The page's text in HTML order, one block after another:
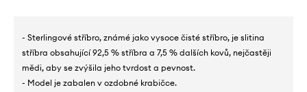
- Sterlingové stříbro, známé jako vysoce čisté stříbro, je slitina
stříbra obsahující 92,5 % stříbra a 7,5 % dalších kovů, nejčastěji
mědi, aby se zvýšila jeho tvrdost a pevnost.
- Model je zabalen v ozdobné krabičce.